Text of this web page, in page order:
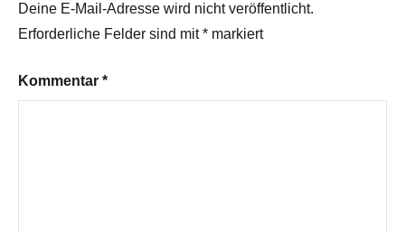
Deine E-Mail-Adresse wird nicht veröffentlicht.
Erforderliche Felder sind mit* markiert
Kommentar *